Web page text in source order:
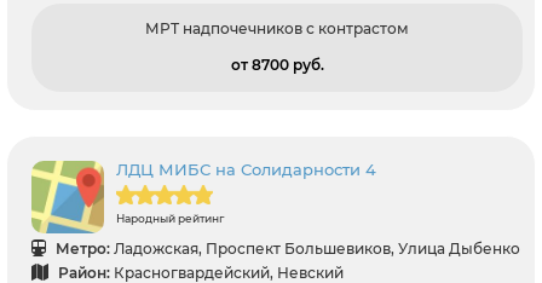
МРТ надпочечников с контрастом
от 8700 pуб.
ЛДЦ МИБС на Солидарности 4
Народный рейтинг
Метро: Ладожская, Проспект Большевиков, Улица Дыбенко
Район: Красногвардейский, Невский